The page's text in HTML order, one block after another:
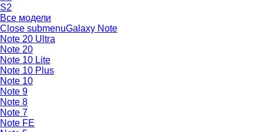
S2
Все модели
Close submenuGalaxy Note
Note 20 Ultra
Note 20
Note 10 Lite
Note 10 Plus
Note 10
Note 9
Note 8
Note 7
Note FE